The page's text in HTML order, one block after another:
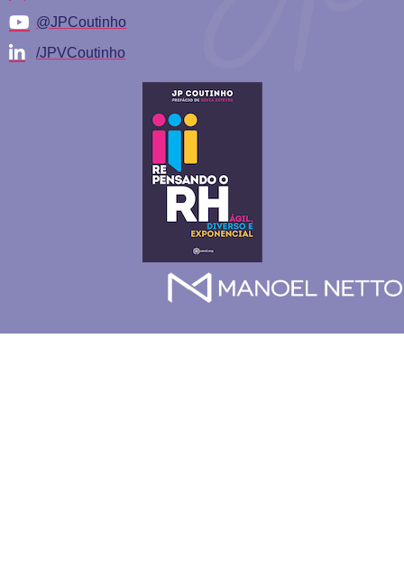
@JPCoutinho
/JPVCoutinho